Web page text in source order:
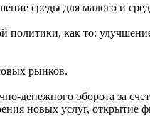
среды для малого и
как то:
рынков.
денежного оборота за
новых услуг, открытие